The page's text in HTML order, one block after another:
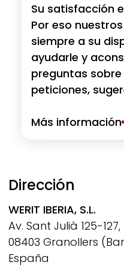
Su satisfacción
Por eso
siempre a su
ayudarle y
preguntas
peticiones,
Más información
Dirección
WERIT IBERIA, S.L.
Av. Sant Julià 125-
08403 Granollers
España